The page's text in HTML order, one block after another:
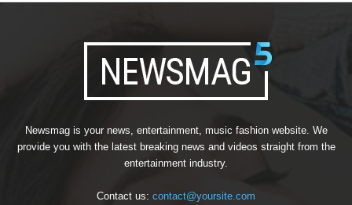
Newsmag is your news, entertainment, music fashion website. We
provide you with the latest breaking news and videos straight from the
entertainment industry.
Contact us: contact@yoursite.com